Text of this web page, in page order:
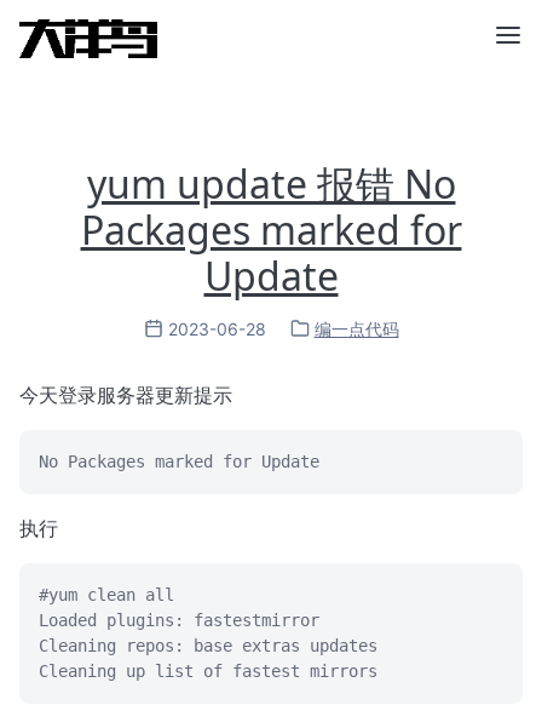
yum update 报错 No
Packages marked for
Update
2023-06-28 编一点代码
今天登录服务器更新提示
No Packages marked for Update
执行
#yum clean all
Loaded plugins: fastestmirror
Cleaning repos: base extras updates
Cleaning up list of fastest mirrors